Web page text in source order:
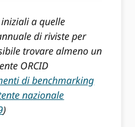
a quelle
di riviste per
trovare almeno un
ORCID
di benchmarking
nazionale
)